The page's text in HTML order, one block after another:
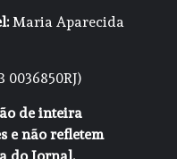
Maria Aparecida
de inteira
e não refletem